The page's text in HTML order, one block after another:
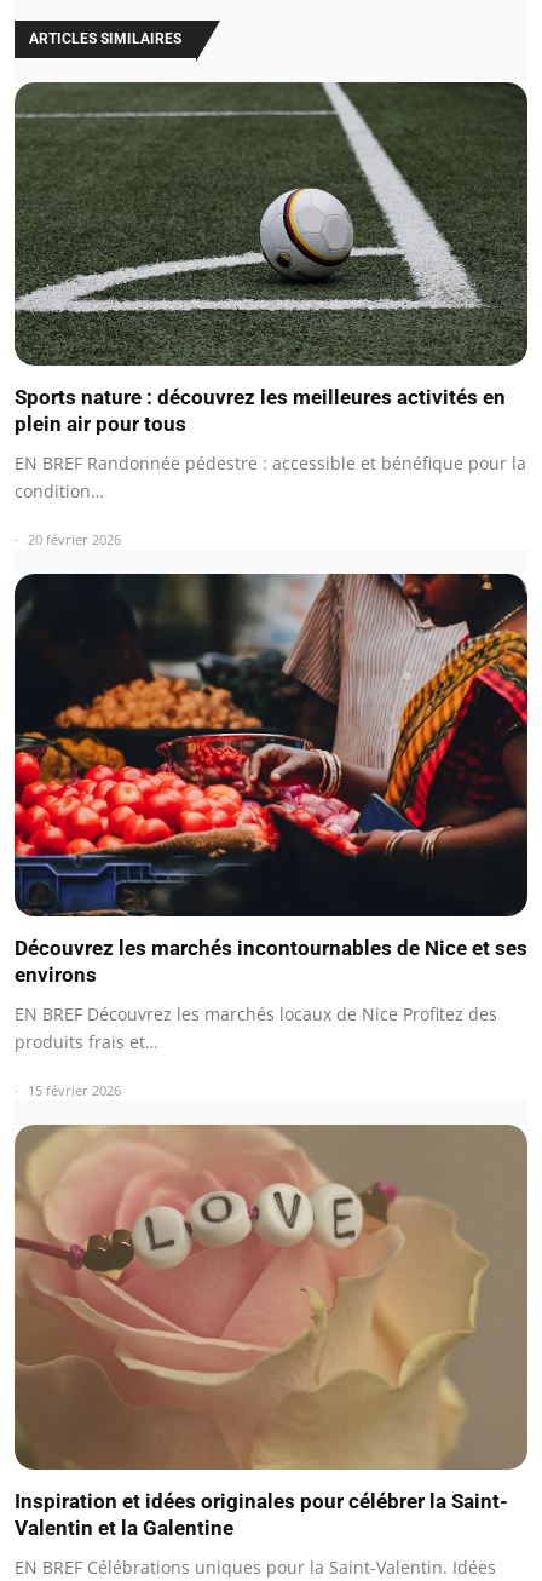
ARTICLES SIMILAIRES
Sports nature : découvrez les meilleures activités en
plein air pour tous
EN BREF Randonnée pédestre : accessible et bénéfique pour la
condition…
20 février 2026
Découvrez les marchés incontournables de Nice et ses
environs
EN BREF Découvrez les marchés locaux de Nice Profitez des
produits frais et…
15 février 2026
Inspiration et idées originales pour célébrer la Saint-
Valentin et la Galentine
EN BREF Célébrations uniques pour la Saint-Valentin. Idées